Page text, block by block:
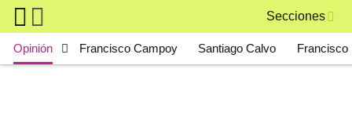
Skip to main content
Secciones
Main navigation
Opinión Francisco Campoy Santiago Calvo Francisco